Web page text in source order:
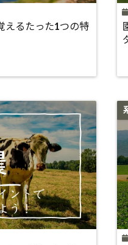
えるたった1つの特